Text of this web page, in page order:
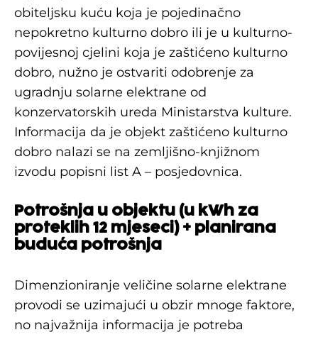
obiteljsku kuću koja je pojedinačno
nepokretno kulturno dobro ili je u kulturno-
povijesnoj cjelini koja je zaštićeno kulturno
dobro, nužno je ostvariti odobrenje za
ugradnju solarne elektrane od
konzervatorskih ureda Ministarstva kulture.
Informacija da je objekt zaštićeno kulturno
dobro nalazi se na zemljišno-knjižnom
izvodu popisni list A – posjedovnica.
Potrošnja u objektu (u kWh za
proteklih 12 mjeseci) + planirana
buduća potrošnja
Dimenzioniranje veličine solarne elektrane
provodi se uzimajući u obzir mnoge faktore,
no najvažnija informacija je potreba